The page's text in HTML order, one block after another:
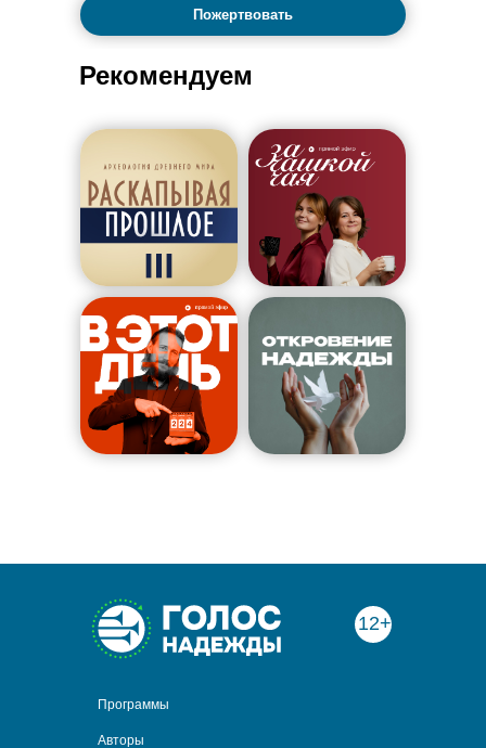
Пожертвовать
Рекомендуем
Программы
Авторы
Расписание
12+